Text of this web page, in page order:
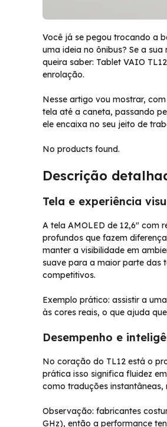
Você já se pegou trocando a
uma ideia no ônibus? Se a
queira saber: Tablet VAIO
enrolação.
Nesse artigo vou mostrar,
tela até a caneta, passando
ele encaixa no seu jeito de
No products found.
Descrição
Tela e experiência
A tela AMOLED de 12,6″
profundos que fazem
manter a visibilidade em
suave para a maior parte das
competitivos.
Exemplo prático: assistir a
às cores reais, o que ajuda
Desempenho e
No coração do TL12 está o
prática isso significa fluidez
como traduções instantâneas,
Observação: fabricantes
GHz), então a performance